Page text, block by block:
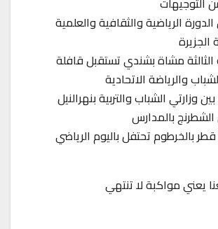
الرياضية والثقافية والعلمية
الثالثة مشاة بشندي تستقبل قافلة
والرياضة الاتحادية
بين وزارتي الشباب والتربية بنهرالنيل
الشطرنج بالمدارس
بالخرطوم تحتفل باليوم الرياضي
يعني مواكبة لا تنتهي